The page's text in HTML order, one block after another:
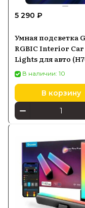
5 290 ₽
Умная подсветка
RGBIC Interior Car
Lights для авто
В наличии: 10
В корзину